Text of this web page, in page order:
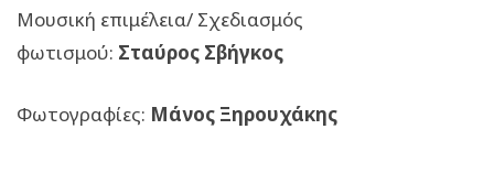
Μουσική επιμέλεια/ Σχεδιασμός
φωτισμού: Σταύρος Σβήγκος
Φωτογραφίες: Μάνος Ξηρουχάκης